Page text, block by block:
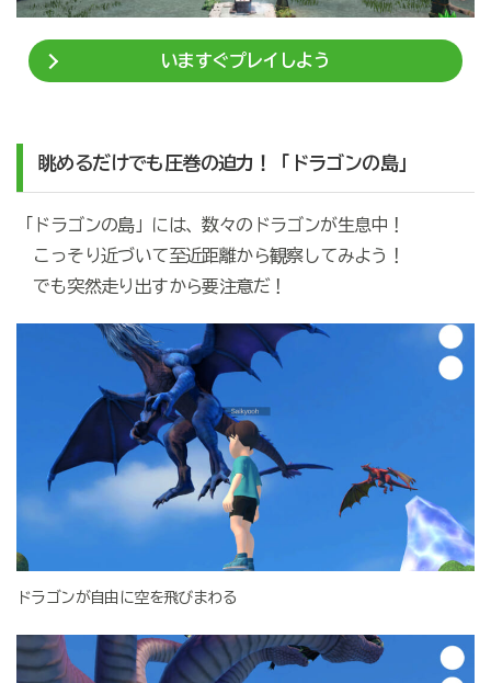
いますぐプレイしよう
眺めるだけでも圧巻の迫力！「ドラゴンの島」
「ドラゴンの島」には、数々のドラゴンが生息中！
こっそり近づいて至近距離から観察してみよう！
でも突然走り出すから要注意だ！
ドラゴンが自由に空を飛びまわる